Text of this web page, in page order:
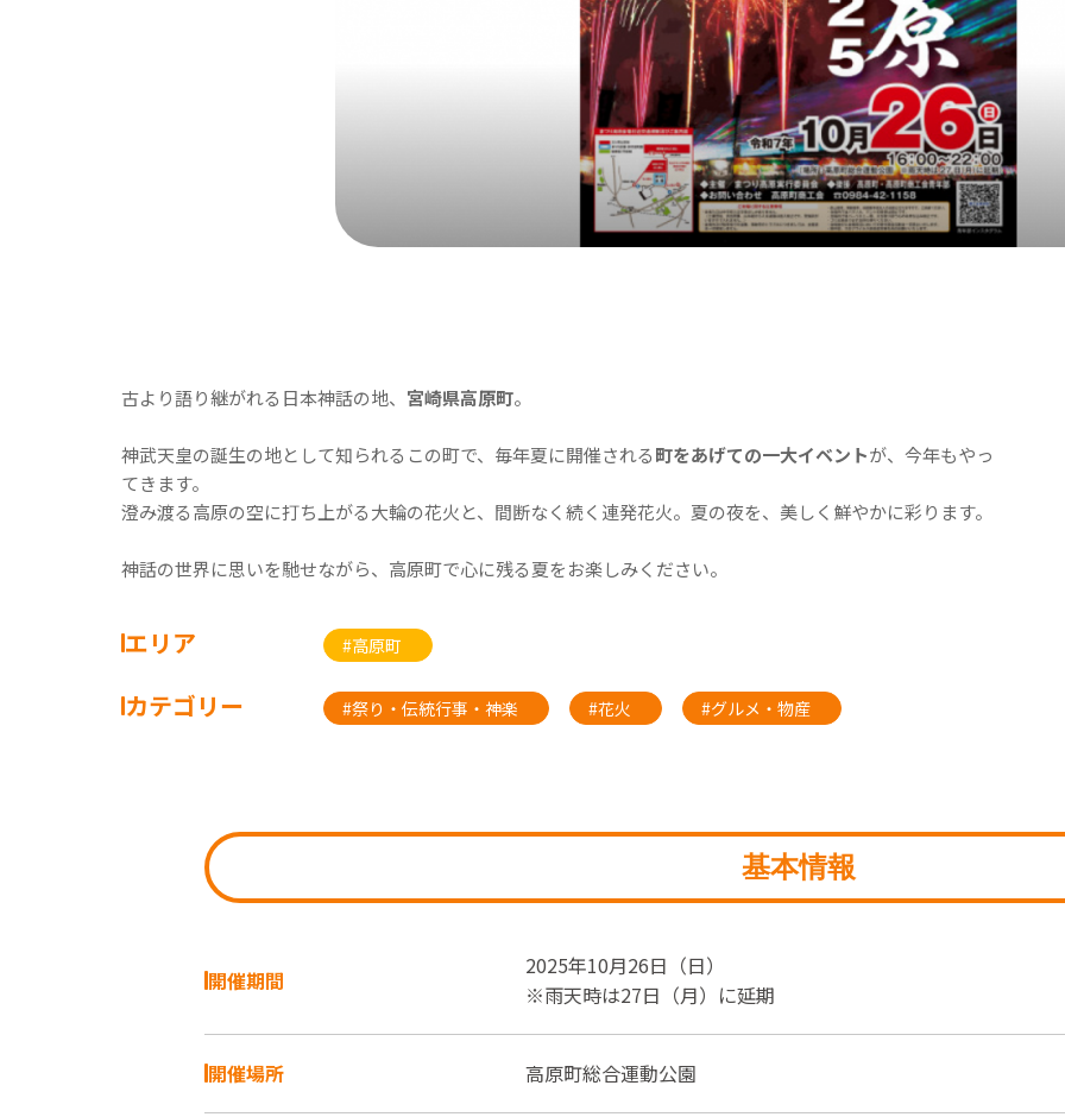
古より語り継がれる日本神話の地、 宮崎県高原町。
神武天皇の誕生の地として知られるこの町で、毎年夏に開催される町をあげての一大イベントが、今年もやっ
てきます。
澄み渡る高原の空に打ち上がる大輪の花火と、間断なく続く連発花火。夏の夜を、美しく鮮やかに彩ります。
神話の世界に思いを馳せながら、高原町で心に残る夏をお楽しみください。
エリア #高原町
カテゴリー #祭り・伝統行事・神楽 #花火 #グルメ・物産
基本情報
開催期間
2025年10月26日（日）
※雨天時は27日（月）に延期
開催場所 高原町総合運動公園